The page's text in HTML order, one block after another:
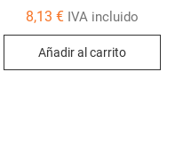
8,13 € IVA incluido
Añadir al carrito